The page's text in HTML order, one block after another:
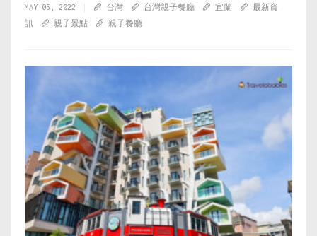
MAY 05, 2022 台灣 台灣親子餐廳 宜蘭
最新資
訊
親子景點 親子餐廳